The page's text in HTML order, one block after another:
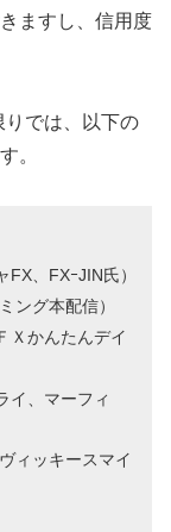
ますし、信用度
りでは、以下の
。
、FXｰJIN氏）
ング本配信）
Ｘかんたんデイ
イ、マーフィ
ィッキースマイ